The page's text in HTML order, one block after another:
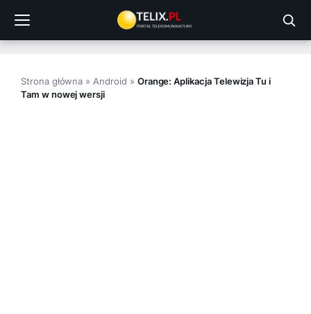
treści
Strona główna » Android » Orange: Aplikacja Telewizja Tu i
Tam w nowej wersji